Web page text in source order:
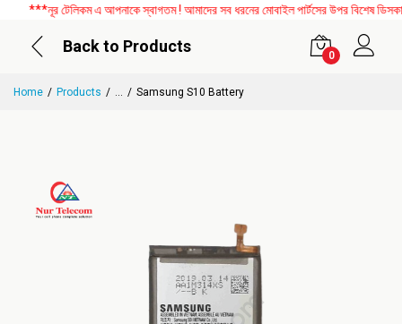
***নূর টেলিকম এ আপনাকে স্বাগতম ! আমাদের সব ধরনের মোবাইল পার্টসের উপর বিশেষ
Back to Products
0
Home Products ... Samsung S10 Battery